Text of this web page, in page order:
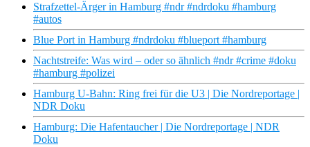
Strafzettel-Ärger in Hamburg #ndr #ndrdoku #hamburg
#autos
Blue Port in Hamburg #ndrdoku #blueport #hamburg
Nachtstreife: Was wird – oder so ähnlich #ndr #crime #doku
#hamburg #polizei
Hamburg U-Bahn: Ring frei für die U3 | Die Nordreportage |
NDR Doku
Hamburg: Die Hafentaucher | Die Nordreportage | NDR
Doku